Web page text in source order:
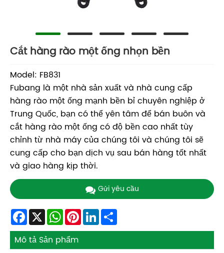
Cắt hàng rào một ống nhọn bền
Model: FB831
Fubang là một nhà sản xuất và nhà cung cấp
hàng rào một ống mạnh bền bỉ chuyên nghiệp ở
Trung Quốc, bạn có thể yên tâm để bán buôn và
cắt hàng rào một ống có độ bền cao nhất tùy
chỉnh từ nhà máy của chúng tôi và chúng tôi sẽ
cung cấp cho bạn dịch vụ sau bán hàng tốt nhất
và giao hàng kịp thời.
Gửi yêu cầu
Facebook
X WhatsApp
Pinterest
LinkedIn
Mô tả Sản phẩm